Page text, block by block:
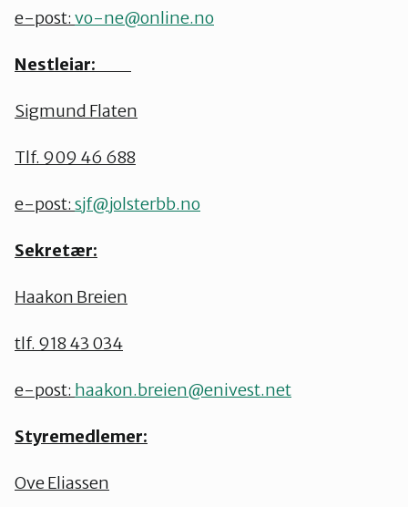
e-post: vo-ne@online.no
Nestleiar:
Sigmund Flaten
Tlf. 909 46 688
e-post: sjf@jolsterbb.no
Sekretær:
Haakon Breien
tlf. 918 43 034
e-post: haakon.breien@enivest.net
Styremedlemer:
Ove Eliassen